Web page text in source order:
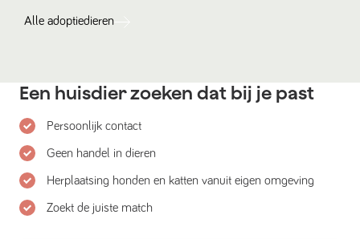
Alle adoptiedieren
Een huisdier zoeken dat bij je past
Persoonlijk contact
Geen handel in dieren
Herplaatsing honden en katten vanuit eigen omgeving
Zoekt de juiste match